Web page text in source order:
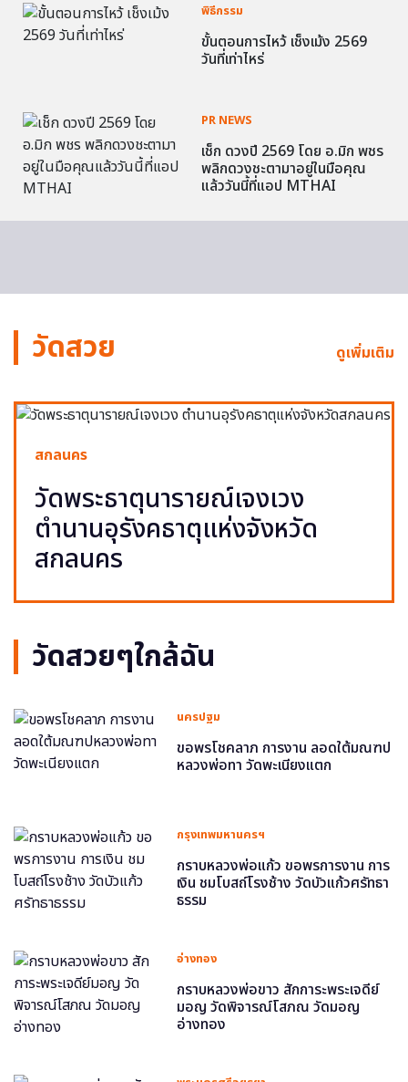
พิธีกรรม
ขั้นตอนการไหว้ เช็งเม้ง 2569
วันที่เท่าไหร่
PR NEWS
เช็ก ดวงปี 2569 โดย อ.มิก พชร
พลิกดวงชะตามาอยู่ในมือคุณ
แล้ววันนี้ที่แอป MTHAI
วัดสวย ดูเพิ่มเติม
สกลนคร
วัดพระธาตุนารายณ์เจงเวง
ตำนานอุรังคธาตุแห่งจังหวัด
สกลนคร
วัดสวยๆใกล้ฉัน
นครปฐม
ขอพรโชคลาภ การงาน ลอดใต้มณฑป
หลวงพ่อทา วัดพะเนียงแตก
กรุงเทพมหานครฯ
กราบหลวงพ่อแก้ว ขอพรการงาน การ
เงิน ชมโบสถ์โรงช้าง วัดบัวแก้วศรัทธา
ธรรม
อ่างทอง
กราบหลวงพ่อขาว สักการะพระเจดีย์
มอญ วัดพิจารณ์โสภณ วัดมอญ
อ่างทอง